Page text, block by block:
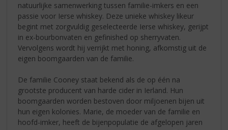
natuurlijke samenwerking tussen familie-imkers en een
passie voor Ierse whiskey. Deze unieke whiskey likeur
begint met zorgvuldig geselecteerde Ierse whiskey, gerijpt
in ex-bourbonvaten en gefinished op sherryvaten.
Vervolgens wordt hij verrijkt met honing, afkomstig uit de
eigen boomgaarden van de familie.
De familie Cooney staat bekend als de op één na
grootste producent van harde cider in Ierland. Hun
boomgaarden worden bestoven door miljoenen bijen uit
hun eigen kolonies. Marie, de moeder van de familie en
hoofd-imker, heeft de bijenpopulatie de afgelopen jaren